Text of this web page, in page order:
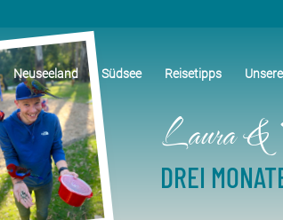
Neuseeland Südsee Reisetipps
Laura
DREI